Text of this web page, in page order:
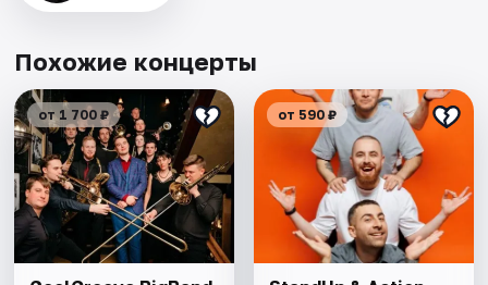
Похожие концерты
от 1 700 ₽ от 590 ₽